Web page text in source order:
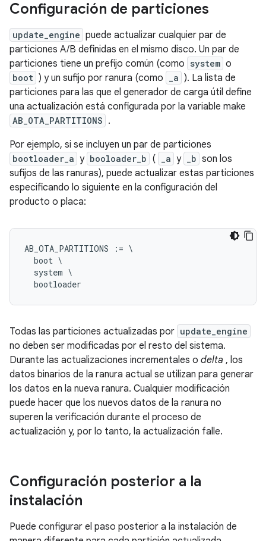
Configuración de particiones
update_engine puede actualizar cualquier par de
particiones A/B definidas en el mismo disco. Un par de
particiones tiene un prefijo común (como system o
boot ) y un sufijo por ranura (como _a ). La lista de
particiones para las que el generador de carga útil define
una actualización está configurada por la variable make
AB_OTA_PARTITIONS .
Por ejemplo, si se incluyen un par de particiones
bootloader_a y booloader_b ( _a y _b son los
sufijos de las ranuras), puede actualizar estas particiones
especificando lo siguiente en la configuración del
producto o placa:
AB_OTA_PARTITIONS := \
  boot \
  system \
Todas las particiones actualizadas por update_engine
no deben ser modificadas por el resto del sistema.
Durante las actualizaciones incrementales o delta , los
datos binarios de la ranura actual se utilizan para generar
los datos en la nueva ranura. Cualquier modificación
puede hacer que los nuevos datos de la ranura no
superen la verificación durante el proceso de
actualización y, por lo tanto, la actualización falle.
Configuración posterior a la
instalación
Puede configurar el paso posterior a la instalación de